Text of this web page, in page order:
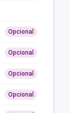
Opcional
Opcional
Opcional
Opcional